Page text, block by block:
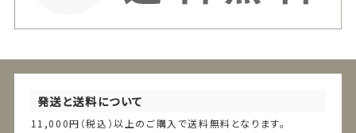
発送と送料について
11,000円（税込）以上のご購入で送料無料となります。